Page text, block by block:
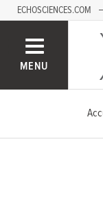
ECHOSCIENCES.COM
MENU